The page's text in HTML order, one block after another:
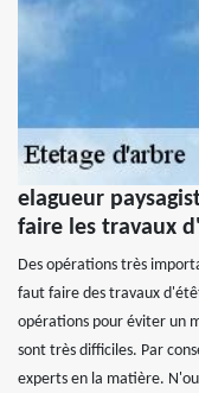
elagueur
faire les travaux
Des opérations très
faut faire des travaux
opérations pour éviter un
sont très difficiles. Par
experts en la matière.